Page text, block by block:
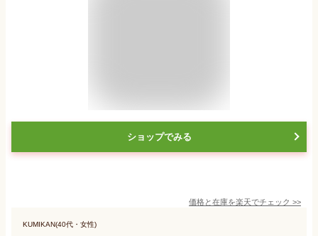
ショップでみる
価格と在庫を楽天でチェック >>
KUMIKAN(40代・女性)